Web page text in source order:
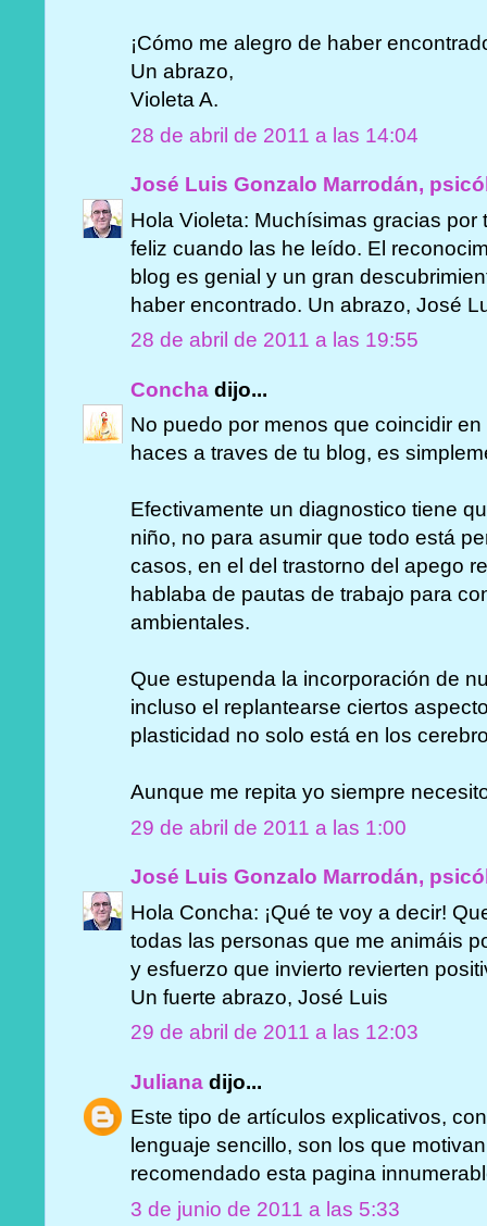
¡Cómo me alegro de haber
Un abrazo,
Violeta A.
28 de abril de 2011 a las 14:04
José Luis Gonzalo Marrodán,
Hola Violeta: Muchísimas gracias
feliz cuando las he leído. El
blog es genial y un gran
haber encontrado. Un abrazo, José
28 de abril de 2011 a las 19:55
Concha dijo...
No puedo por menos que coincidir
haces a traves de tu blog, es
Efectivamente un diagnostico tiene
niño, no para asumir que todo está
casos, en el del trastorno del apego
hablaba de pautas de trabajo para
ambientales.
Que estupenda la incorporación de
incluso el replantearse ciertos
plasticidad no solo está en los
Aunque me repita yo siempre
29 de abril de 2011 a las 1:00
José Luis Gonzalo Marrodán,
Hola Concha: ¡Qué te voy a decir!
todas las personas que me animáis
y esfuerzo que invierto revierten
Un fuerte abrazo, José Luis
29 de abril de 2011 a las 12:03
Juliana dijo...
Este tipo de artículos explicativos,
lenguaje sencillo, son los que
recomendado esta pagina
3 de junio de 2011 a las 5:33